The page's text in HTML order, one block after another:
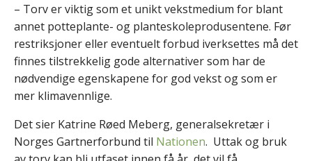
– Torv er viktig som et unikt vekstmedium for blant
annet potteplante- og planteskoleprodusentene. Før
restriksjoner eller eventuelt forbud iverksettes må det
finnes tilstrekkelig gode alternativer som har de
nødvendige egenskapene for god vekst og som er
mer klimavennlige.
Det sier Katrine Røed Meberg, generalsekretær i
Norges Gartnerforbund til Nationen. Uttak og bruk